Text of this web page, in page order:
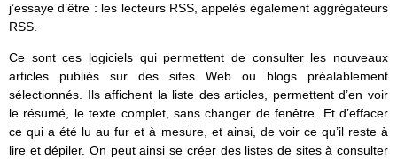
j’essaye d’être : les lecteurs RSS, appelés également aggrégateurs
RSS.
Ce sont ces logiciels qui permettent de consulter les nouveaux
articles publiés sur des sites Web ou blogs préalablement
sélectionnés. Ils affichent la liste des articles, permettent d’en voir
le résumé, le texte complet, sans changer de fenêtre. Et d’effacer
ce qui a été lu au fur et à mesure, et ainsi, de voir ce qu’il reste à
lire et dépiler. On peut ainsi se créer des listes de sites à consulter